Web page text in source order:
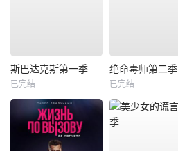
斯巴达克斯第一季
已完结
绝命毒师第二季
已完结